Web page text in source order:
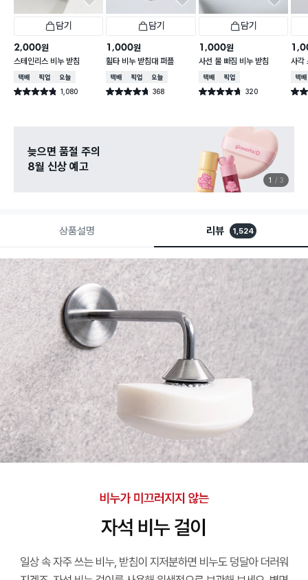
담기
2,000원
스테인리스 비누 받침
택배배송매장픽업오늘배송
별점 4.8점 1,080
건 작성
담기
1,000원
휠타 비누 받침대 퍼플
택배배송매장픽업오늘배송
별점 4.7점 368
건 작성
담기
1,000원
사선 물 빠짐 비누 받침
택배배송매장픽업
별점 4.7점 320
건 작성
사각
택배
별점
늦으면 품절 주의
8월 신상 예고
1 3
상품설명 리뷰 1,524